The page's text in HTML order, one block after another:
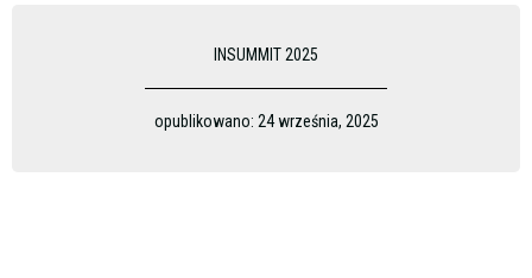
INSUMMIT 2025
opublikowano: 24 września, 2025